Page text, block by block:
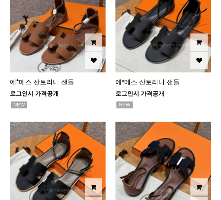
에*메스 산토리니 샌들
로그인시 가격공개
NEW
에*메스 산토리니 샌들
로그인시 가격공개
NEW